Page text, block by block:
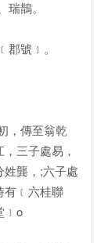
鵲。
號﹞。
，傳至翁乾
三子處易，
龔，;六子處
有﹝六桂聯
﹞o